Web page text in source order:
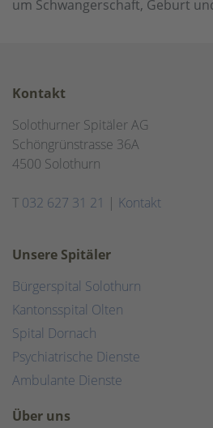
um Schwangerschaft, Geburt
Kontakt
Solothurner Spitäler AG
Schöngrünstrasse 36A
4500 Solothurn
T 032 627 31 21 | Kontakt
Unsere Spitäler
Bürgerspital Solothurn
Kantonsspital Olten
Spital Dornach
Psychiatrische Dienste
Ambulante Dienste
Über uns